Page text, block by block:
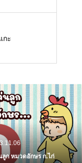
กะ
ลูก หมวดอักษร ก.ไก่